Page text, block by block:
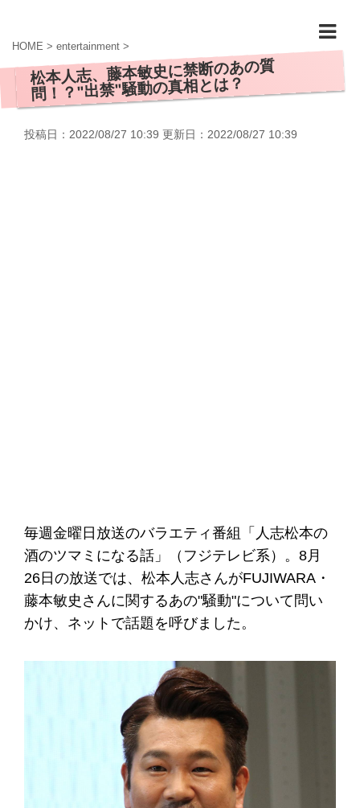
HOME > entertainment >
松本人志、藤本敏史に禁断のあの質
問！？"出禁"騒動の真相とは？
投稿日：2022/08/27 10:39 更新日： 2022/08/27 10:39
毎週金曜日放送のバラエティ番組「人志松本の
酒のツマミになる話」（フジテレビ系）。8月
26日の放送では、松本人志さんがFUJIWARA・
藤本敏史さんに関するあの"騒動"について問い
かけ、ネットで話題を呼びました。